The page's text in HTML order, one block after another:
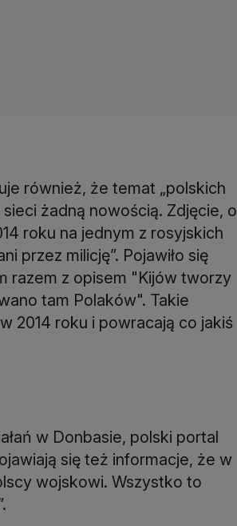
również, że temat „polskich
żadną nowością. Zdjęcie, o
roku na jednym z rosyjskich
przez milicję”. Pojawiło się
razem z opisem "Kijów tworzy
tam Polaków". Takie
2014 roku i powracają co jakiś
w Donbasie, polski portal
się też informacje, że w
wojskowi. Wszystko to